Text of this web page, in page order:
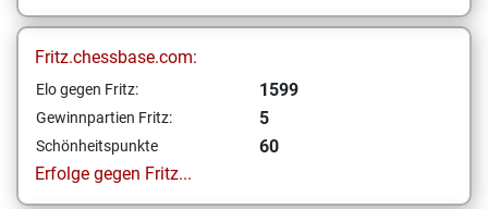
Fritz.chessbase.com:
Elo gegen Fritz: 1599
Gewinnpartien Fritz: 5
Schönheitspunkte
60
Erfolge gegen Fritz...